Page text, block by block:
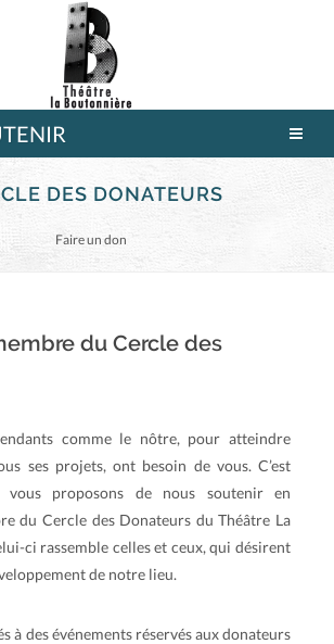
DES DONATEURS
Faire un don
du Cercle des
comme le nôtre, pour atteindre
ses projets, ont besoin de vous. C’est
vous proposons de nous soutenir en
du Cercle des Donateurs du Théâtre La
ci rassemble celles et ceux, qui désirent
de notre lieu.
à des événements réservés aux donateurs